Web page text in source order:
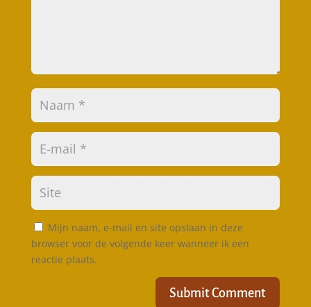
Mijn naam, e-mail en site opslaan in deze
browser voor de volgende keer wanneer ik een
reactie plaats.
Submit Comment